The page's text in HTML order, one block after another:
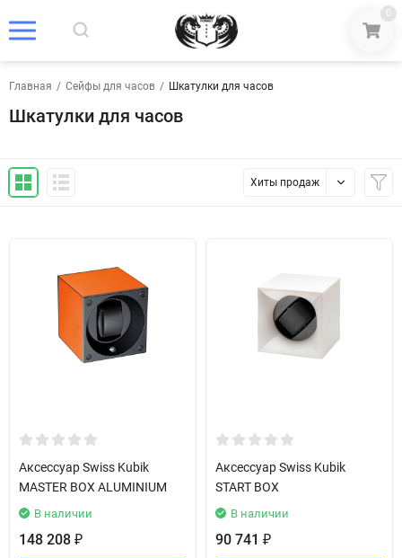
0
Главная / Сейфы для часов / Шкатулки для часов
Шкатулки для часов
Хиты продаж
Аксессуар Swiss Kubik
MASTER BOX ALUMINIUM
В наличии
148 208 ₽
Аксессуар Swiss Kubik
START BOX
В наличии
90 741 ₽